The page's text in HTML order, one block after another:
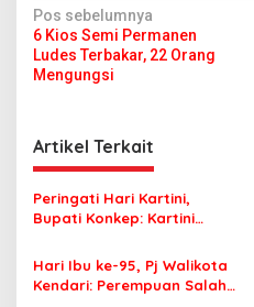
N
a
v
g
a
s
i
p
o
Pos sebelumnya
6 Kios Semi Permanen
Ludes Terbakar, 22 Orang
Mengungsi
Artikel Terkait
Peringati Hari Kartini,
Bupati Konkep: Kartini
Perempuan
Hari Ibu ke-95, Pj Walikota
Kendari: Perempuan Salah